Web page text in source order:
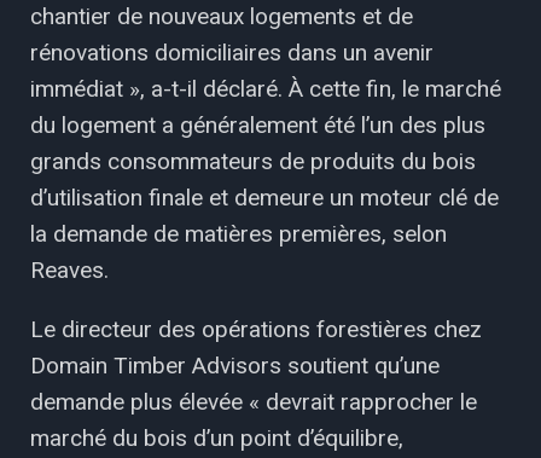
chantier de nouveaux logements et de
rénovations domiciliaires dans un avenir
immédiat », a-t-il déclaré. À cette fin, le marché
du logement a généralement été l’un des plus
grands consommateurs de produits du bois
d’utilisation finale et demeure un moteur clé de
la demande de matières premières, selon
Reaves.
Le directeur des opérations forestières chez
Domain Timber Advisors soutient qu’une
demande plus élevée « devrait rapprocher le
marché du bois d’un point d’équilibre,